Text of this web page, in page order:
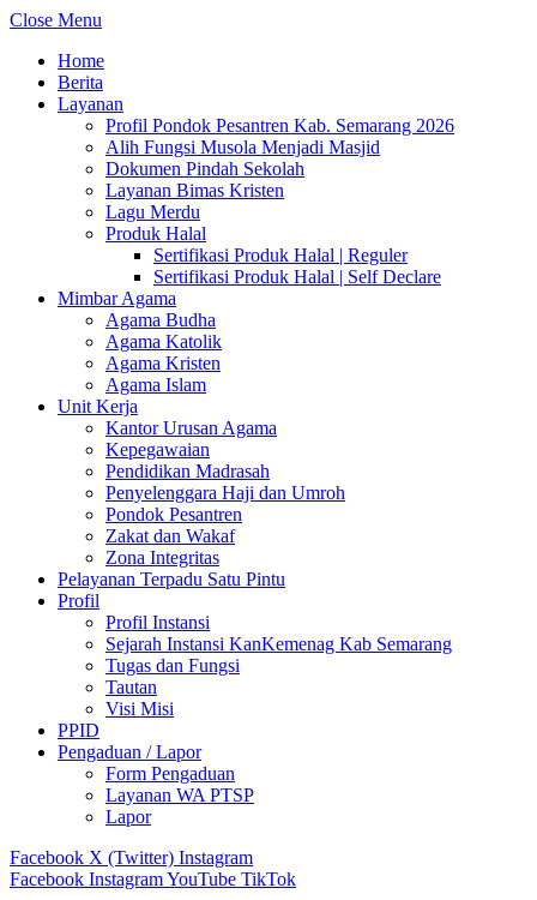
Close Menu
Home
Berita
Layanan
Profil Pondok Pesantren Kab. Semarang 2026
Alih Fungsi Musola Menjadi Masjid
Dokumen Pindah Sekolah
Layanan Bimas Kristen
Lagu Merdu
Produk Halal
Sertifikasi Produk Halal | Reguler
Sertifikasi Produk Halal | Self Declare
Mimbar Agama
Agama Budha
Agama Katolik
Agama Kristen
Agama Islam
Unit Kerja
Kantor Urusan Agama
Kepegawaian
Pendidikan Madrasah
Penyelenggara Haji dan Umroh
Pondok Pesantren
Zakat dan Wakaf
Zona Integritas
Pelayanan Terpadu Satu Pintu
Profil
Profil Instansi
Sejarah Instansi KanKemenag Kab Semarang
Tugas dan Fungsi
Tautan
Visi Misi
PPID
Pengaduan / Lapor
Form Pengaduan
Layanan WA PTSP
Lapor
Facebook X (Twitter) Instagram
Facebook InstagramYouTube TikTok